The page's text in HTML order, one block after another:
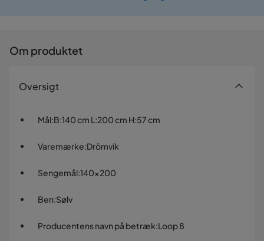
Om produktet
Oversigt
Mål:B:140 cm L:200 cm H:57 cm
Varemærke:Drömvik
Sengemål:140x200
Ben:Sølv
Producentens navn på betræk:Loop 8